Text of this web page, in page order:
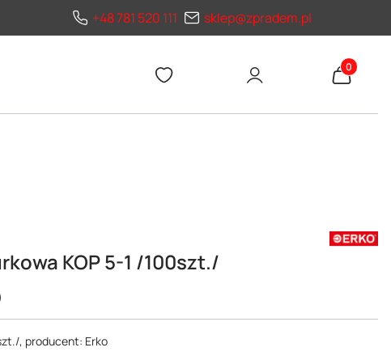
+48 781 520 111 sklep@zpradem.pl
Produkty
KOP 5-1 /100szt./
, producent: Erko